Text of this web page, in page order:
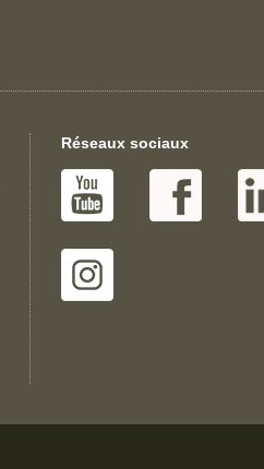
Réseaux sociaux